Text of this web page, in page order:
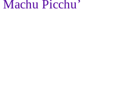
Picchu’